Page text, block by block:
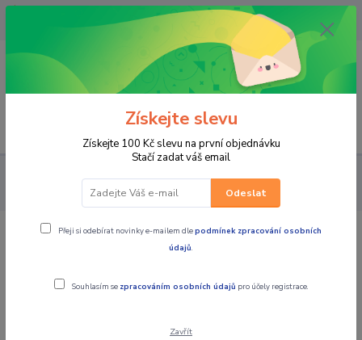
OPAVA 733537099/HLUČÍN
734541648/OLOMOUC 734593593
0,00 CZK
PRO JEZDCE FUNKČNÍ PRÁDLO Triko
KTM termo triko
dl.rukáv UNDERSHIRT LONG TOURING
KTM termo triko dl.rukáv
Získejte slevu
Získejte 100 Kč slevu na první objednávku
Stačí zadat váš email
Odeslat
Přeji si odebírat novinky e-mailem dlepodmínek zpracování osobních
údajů.
Souhlasím se zpracováním osobních údajů pro účely registrace.
Zavřít